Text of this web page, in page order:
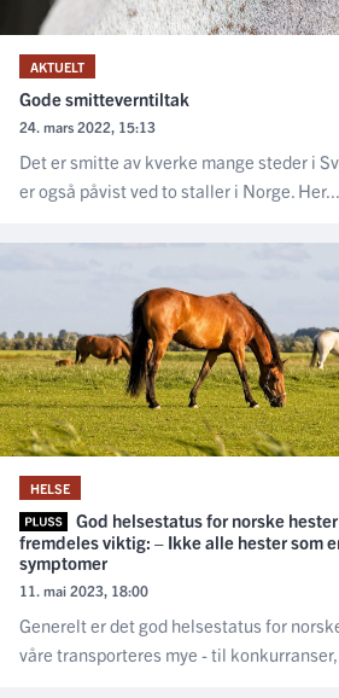
AKTUELT
Gode smitteverntiltak
24. mars 2022, 15:13
Det er smitte av kverke mange steder i
er også påvist ved to staller i Norge. Her...
HELSE
God helsestatus for norske
fremdeles viktig: – Ikke alle hester som
symptomer
11. mai 2023, 18:00
Generelt er det god helsestatus for
våre transporteres mye - til konkurranser,